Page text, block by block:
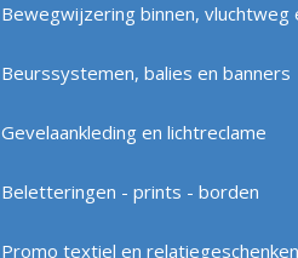
Bewegwijzering binnen, vluchtweg
Beurssystemen, balies en banners
Gevelaankleding en lichtreclame
Beletteringen - prints - borden
Promo textiel en relatiegeschenken